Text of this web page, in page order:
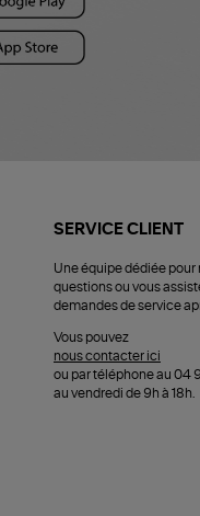
SERVICE CLIENT
Une équipe dédiée pour
questions ou vous
demandes de service
Vous pouvez
nous contacter ici
ou par téléphone au 04
au vendredi de 9h à 18h.